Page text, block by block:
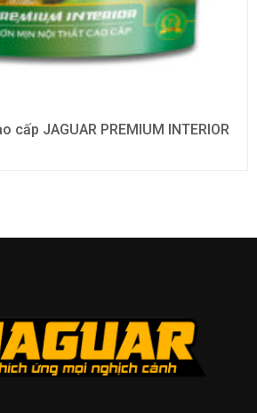
cấp JAGUAR PREMIUM INTERIOR